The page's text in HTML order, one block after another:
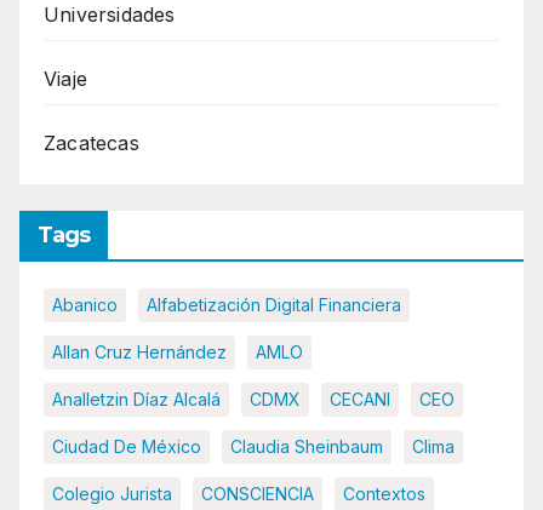
Universidades
Viaje
Zacatecas
Tags
Abanico Alfabetización Digital Financiera
Allan Cruz Hernández AMLO
Analletzin Díaz Alcalá CDMX CECANI CEO
Ciudad De México Claudia Sheinbaum Clima
Colegio Jurista CONSCIENCIA Contextos